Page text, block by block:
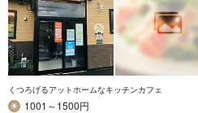
くつろげるアットホームなキッチンカフェ
1001～1500円